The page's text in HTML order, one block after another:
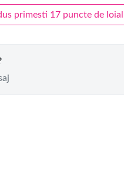
primesti 17 puncte de